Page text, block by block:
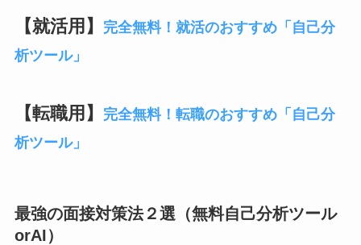
【就活用】
完全無料！就活のおすすめ「自己分
析ツール」
【転職用】
完全無料！転職のおすすめ「自己分
析ツール」
最強の面接対策法２選（無料自己分析ツール
orAI）